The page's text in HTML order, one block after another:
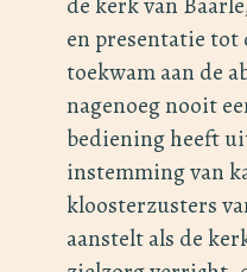
en presentatie tot
toekwam aan de
nagenoeg nooit
bediening heeft
instemming van
kloosterzusters
aanstelt als de